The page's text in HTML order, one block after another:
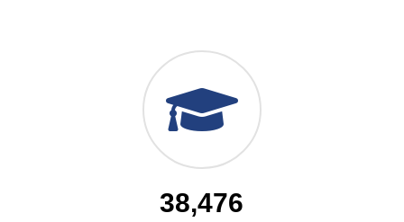
38,476